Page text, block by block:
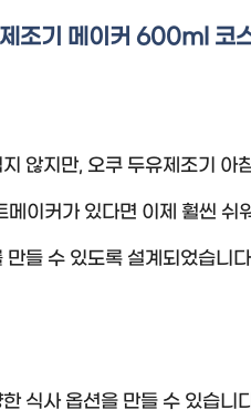
제조기 메이커 600ml
않지만, 오쿠 두유제조기
커가 있다면 이제 훨씬 쉬
들 수 있도록 설계되었습니
식사 옵션을 만들 수 있습니